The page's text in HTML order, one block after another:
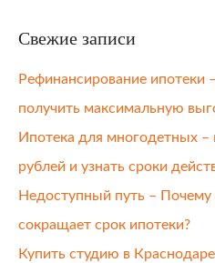
Свежие записи
Рефинансирование ипотеки
получить максимальную
Ипотека для многодетных –
рублей и узнать сроки
Недоступный путь – Почему
сокращает срок ипотеки?
Купить студию в